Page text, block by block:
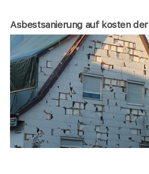
Asbestsanierung auf kosten